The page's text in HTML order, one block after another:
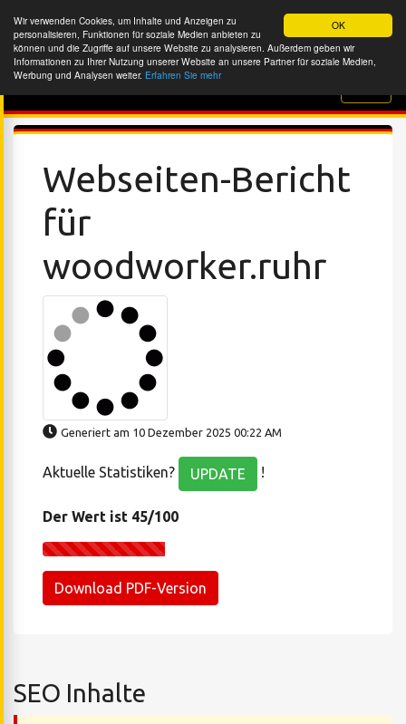
OK
Wir verwenden Cookies, um Inhalte und Anzeigen zu
personalisieren, Funktionen für soziale Medien anbieten zu
können und die Zugriffe auf unsere Website zu analysieren. Außerdem geben wir
Informationen zu Ihrer Nutzung unserer Website an unsere Partner für soziale Medien,
Werbung und Analysen weiter. Erfahren Sie mehr
Website-Überprüfung
Webseiten-Bericht
für
woodworker.ruhr
Generiert am 10 Dezember 2025 00:22 AM
Aktuelle Statistiken? UPDATE !
Der Wert ist 45/100
Download PDF-Version
SEO Inhalte